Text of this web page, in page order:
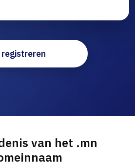
registreren
van het .mn